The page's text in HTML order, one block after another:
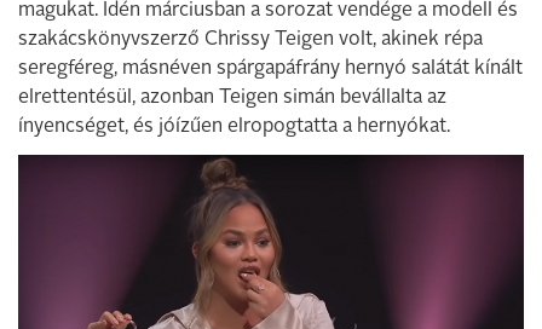
magukat. Idén márciusban a sorozat vendége a modell és
szakácskönyvszerző Chrissy Teigen volt, akinek répa
seregféreg, másnéven spárgapáfrány hernyó salátát kínált
elrettentésül, azonban Teigen simán bevállalta az
ínyencséget, és jóízűen elropogtatta a hernyókat.